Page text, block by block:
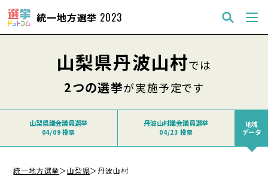
統一地方選挙 2023
山梨県丹波山村では
2つの選挙が実施予定です
山梨県議会議員選挙
04/09 投票
丹波山村議会議員選挙
04/23 投票
地域
データ
統一地方選挙＞山梨県＞丹波山村